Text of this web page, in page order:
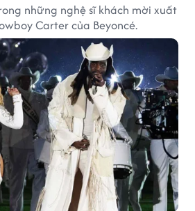
những nghệ sĩ khách mời xuất
Carter của Beyoncé.